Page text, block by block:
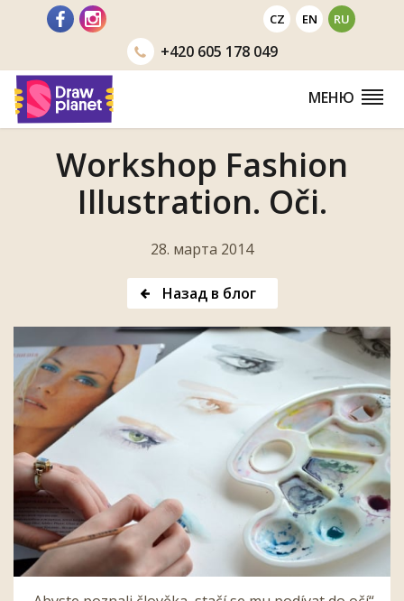
Перейти CZ EN RU
+420605 178 049
МЕНЮ
Workshop Fashion
Illustration. Oči.
28. марта 2014
Назад в блог